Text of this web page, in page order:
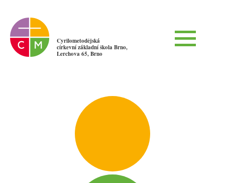
Cyrilometodějská
církevní základní škola Brno,
Lerchova 65, Brno